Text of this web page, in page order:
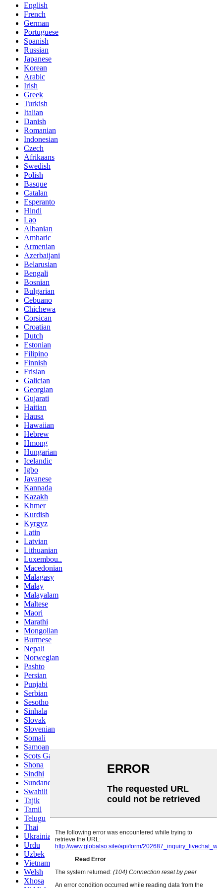
English
French
German
Portuguese
Spanish
Russian
Japanese
Korean
Arabic
Irish
Greek
Turkish
Italian
Danish
Romanian
Indonesian
Czech
Afrikaans
Swedish
Polish
Basque
Catalan
Esperanto
Hindi
Lao
Albanian
Amharic
Armenian
Azerbaijani
Belarusian
Bengali
Bosnian
Bulgarian
Cebuano
Chichewa
Corsican
Croatian
Dutch
Estonian
Filipino
Finnish
Frisian
Galician
Georgian
Gujarati
Haitian
Hausa
Hawaiian
Hebrew
Hmong
Hungarian
Icelandic
Igbo
Javanese
Kannada
Kazakh
Khmer
Kurdish
Kyrgyz
Latin
Latvian
Lithuanian
Luxembou..
Macedonian
Malagasy
Malay
Malayalam
Maltese
Maori
Marathi
Mongolian
Burmese
Nepali
Norwegian
Pashto
Persian
Punjabi
Serbian
Sesotho
Sinhala
Slovak
Slovenian
Somali
Samoan
Scots Gaelic
Shona
Sindhi
Sundanese
Swahili
Tajik
Tamil
Telugu
Thai
Ukrainian
Urdu
Uzbek
Vietnamese
Welsh
Xhosa